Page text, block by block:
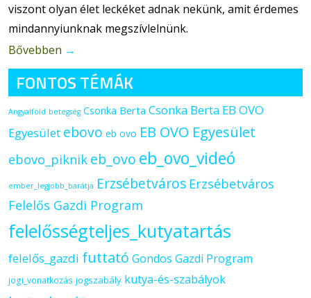
viszont olyan élet leckéket adnak nekünk, amit érdemes
mindannyiunknak megszívlelnünk.
Bővebben →
FONTOS TÉMÁK
Angyalföld betegség Csonka Berta Csonka Berta EB OVO
Egyesület ebovo eb ovo EB OVO Egyesület
ebovo_piknik eb_ovo eb_ovo_videó
ember_legjobb_barátja Erzsébetváros Erzsébetváros
Felelős Gazdi Program
felelősségteljes_kutyatartás
felelős_gazdi futtató Gondos Gazdi Program
jogi_vonatkozás jogszabály kutya-és-szabályok